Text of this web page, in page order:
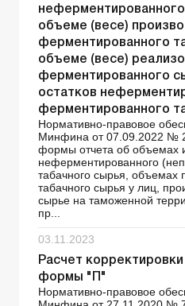
объеме (весе)
ферментированного
объеме (весе)
ферментированного
остатков
ферментированного
Нормативно-правовое
Минфина от 07.09.2022 №
формы отчета об объемах
неферментированного
табачного сырья, объемах
табачного сырья у лиц,
сырье на таможенной
пр...
03.11.2023
Расчет
формы "П"
Нормативно-правовое